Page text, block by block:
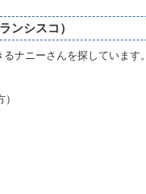
ンシスコ）
ナニーさんを探しています。